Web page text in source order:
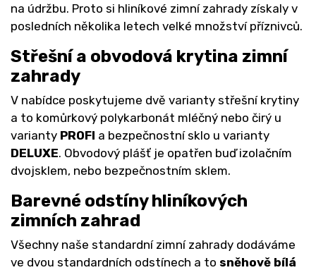
na údržbu. Proto si hliníkové zimní zahrady získaly v
posledních několika letech velké množství příznivců.
Střešní a obvodová krytina zimní
zahrady
V nabídce poskytujeme dvě varianty střešní krytiny
a to komůrkový polykarbonát mléčný nebo čirý u
varianty PROFI a bezpečnostní sklo u varianty
DELUXE. Obvodový plášť je opatřen buď izolačním
dvojsklem, nebo bezpečnostním sklem.
Barevné odstíny hliníkových
zimních zahrad
Všechny naše standardní zimní zahrady dodáváme
ve dvou standardních odstínech a to sněhově bílá